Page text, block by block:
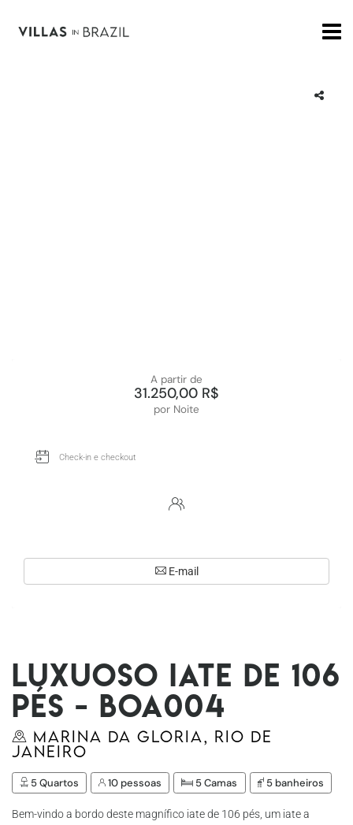
Luxuoso iate de 106
pés - Boa004
Marina da Gloria, Rio de
Janeiro
5 Quartos 10 pessoas 5 Camas 5 banheiros
Bem-vindo a bordo deste magnífico iate de 106 pés, um iate a
A partir de
31.250,00 R$
por Noite
E-mail